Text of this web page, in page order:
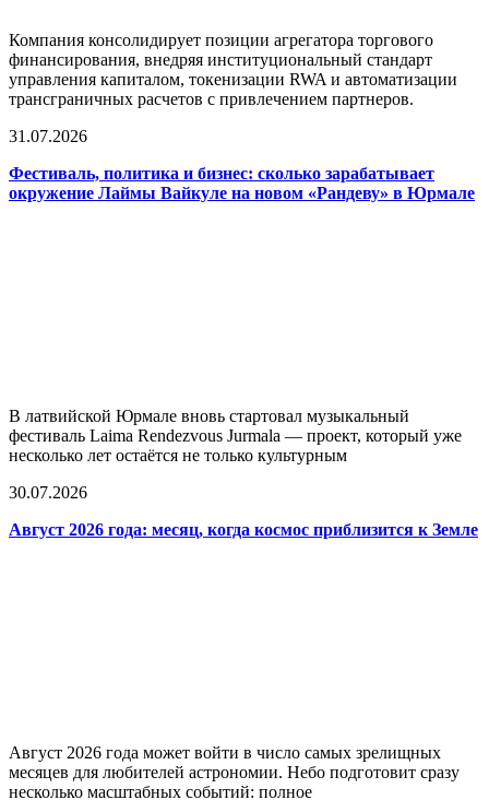
Компания консолидирует позиции агрегатора торгового
финансирования, внедряя институциональный стандарт
управления капиталом, токенизации RWA и автоматизации
трансграничных расчетов с привлечением партнеров.
31.07.2026
Фестиваль, политика и бизнес: сколько зарабатывает
окружение Лаймы Вайкуле на новом «Рандеву» в Юрмале
В латвийской Юрмале вновь стартовал музыкальный
фестиваль Laima Rendezvous Jurmala — проект, который уже
несколько лет остаётся не только культурным
30.07.2026
Август 2026 года: месяц, когда космос приблизится к Земле
Август 2026 года может войти в число самых зрелищных
месяцев для любителей астрономии. Небо подготовит сразу
несколько масштабных событий: полное